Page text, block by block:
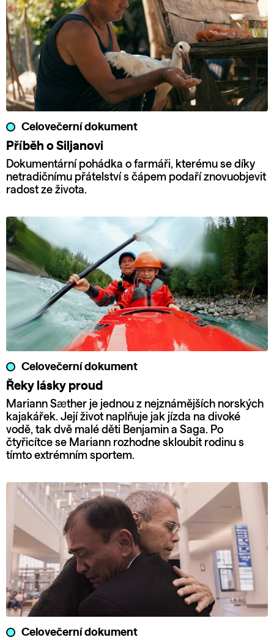
Celovečerní dokument
Příběh o Siljanovi
Dokumentární pohádka o farmáři, kterému se díky
netradičnímu přátelství s čápem podaří znovuobjevit
radost ze života.
Celovečerní dokument
Řeky lásky proud
Mariann Sæther je jednou z nejznámějších norských
kajakářek. Její život naplňuje jak jízda na divoké
vodě, tak dvě malé děti Benjamin a Saga. Po
čtyřicítce se Mariann rozhodne skloubit rodinu s
tímto extrémním sportem.
Celovečerní dokument